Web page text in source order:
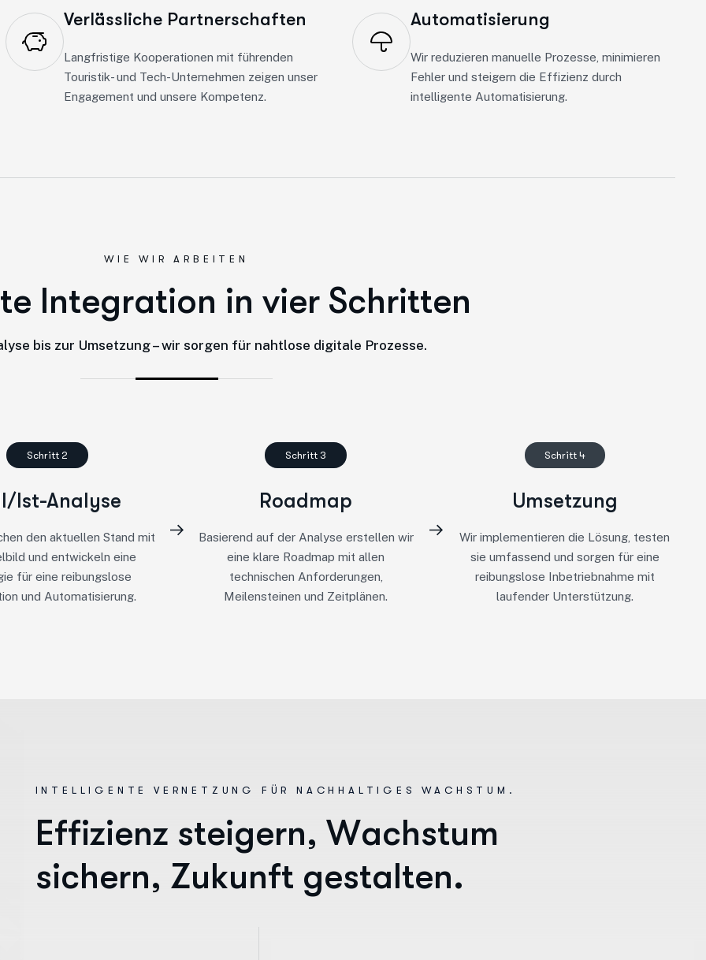
Verlässliche Partnerschaften
Langfristige Kooperationen mit führenden
Touristik- und Tech-Unternehmen zeigen unser
Engagement und unsere Kompetenz.
Automatisierung
Wir reduzieren manuelle Prozesse, minimieren
Fehler und steigern die Effizienz durch
intelligente Automatisierung.
WIE WIR ARBEITEN
te Integration in vier Schritten
bis zur Umsetzung – wir sorgen für nahtlose digitale Prozesse.
Schritt 2
Ist-Analyse
den aktuellen Stand mit
und entwickeln eine
für eine reibungslose
und Automatisierung.
Schritt 3
Roadmap
Basierend auf der Analyse erstellen wir
eine klare Roadmap mit allen
technischen Anforderungen,
Meilensteinen und Zeitplänen.
Schritt 4
Umsetzung
Wir implementieren die Lösung, testen
sie umfassend und sorgen für eine
reibungslose Inbetriebnahme mit
laufender Unterstützung.
INTELLIGENTE VERNETZUNG FÜR NACHHALTIGES WACHSTUM.
Effizienz steigern, Wachstum
sichern, Zukunft gestalten.